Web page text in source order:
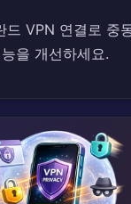
드 VPN 연결로 중
을 개선하세요.